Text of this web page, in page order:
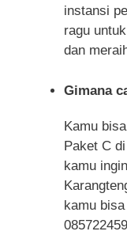
instansi
ragu
dan
Gimana
Kamu
Paket C
kamu
kamu